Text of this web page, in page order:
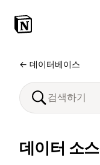
← 데이터베이스
데이터 소스